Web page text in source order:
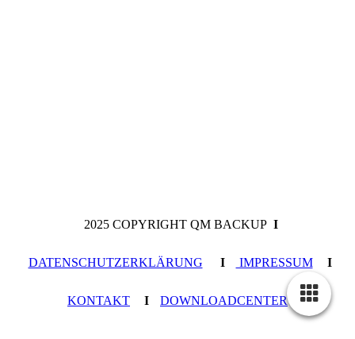
2025 COPYRIGHT QM BACKUP I
DATENSCHUTZERKLÄRUNG I IMPRESSUM I
KONTAKT I DOWNLOADCENTER